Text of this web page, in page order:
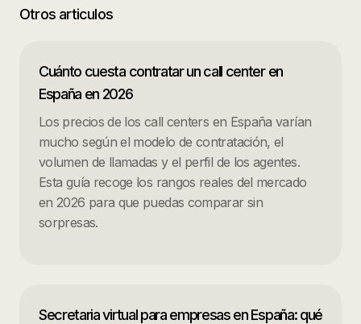
Otros articulos
Cuánto cuesta contratar un call center en
España en 2026
Los precios de los call centers en España varían
mucho según el modelo de contratación, el
volumen de llamadas y el perfil de los agentes.
Esta guía recoge los rangos reales del mercado
en 2026 para que puedas comparar sin
sorpresas.
Secretaria virtual para empresas en España: qué